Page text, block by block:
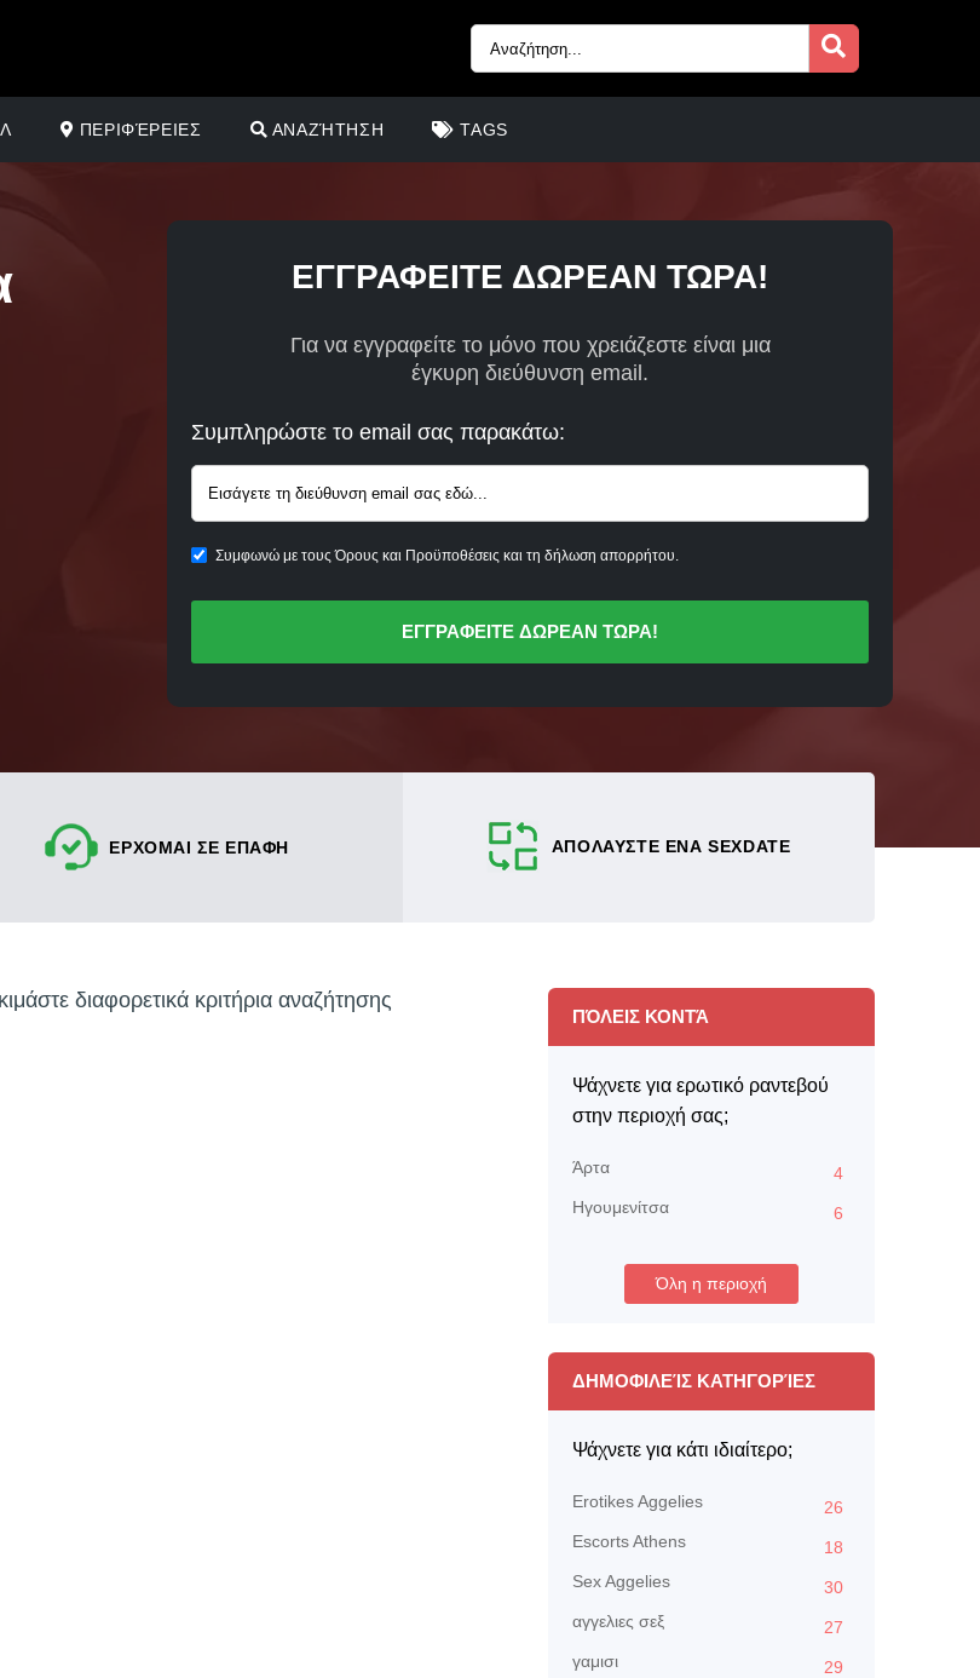
ΠΕΡΙΦΈΡΕΙΕΣ ΑΝΑΖΉΤΗΣΗ TAGS
ΕΓΓΡΑΦΕΙΤΕ ΔΩΡΕΑΝ ΤΩΡΑ!
Για να εγγραφείτε το μόνο που χρειάζεστε είναι μια
έγκυρη διεύθυνση email.
Συμπληρώστε το email σας παρακάτω:
Συμφωνώ με τους Όρους και Προϋποθέσεις και τη δήλωση απορρήτου.
ΕΓΓΡΑΦΕΙΤΕ ΔΩΡΕΑΝ ΤΩΡΑ!
ΕΡΧΟΜΑΙ ΣΕ ΕΠΑΦΗ ΑΠΟΛΑΥΣΤΕ ΕΝΑ SEXDATE
διαφορετικά κριτήρια αναζήτησης
ΠΌΛΕΙΣ ΚΟΝΤΆ
Ψάχνετε για ερωτικό ραντεβού
στην περιοχή σας;
Άρτα
4
Ηγουμενίτσα
6
Όλη η περιοχή
ΔΗΜΟΦΙΛΕΊΣ ΚΑΤΗΓΟΡΊΕΣ
Ψάχνετε για κάτι ιδιαίτερο;
Erotikes Aggelies
26
Escorts Athens
18
Sex Aggelies
30
αγγελιες σεξ
27
γαμισι
29